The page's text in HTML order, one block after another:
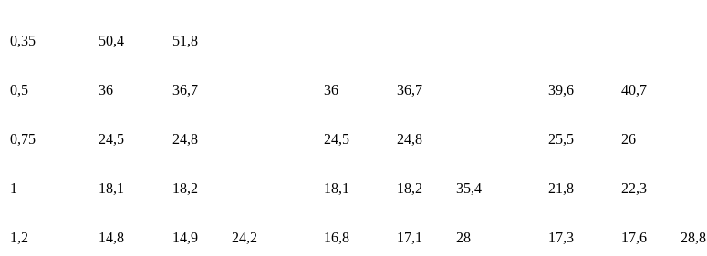
0,35 50,4 51,8
0,5 36 36,7 36 36,7 39,6 40,7
0,75 24,5 24,8 24,5 24,8 25,5 26
1 18,1 18,2 18,1 18,2 35,4 21,8 22,3
1,2 14,8 14,9 24,2 16,8 17,1 28 17,3 17,6 28,8